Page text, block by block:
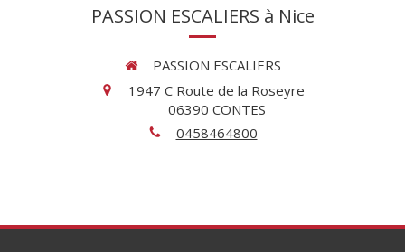
PASSION ESCALIERS à Nice
PASSION ESCALIERS
1947 C Route de la Roseyre
06390 CONTES
0458464800